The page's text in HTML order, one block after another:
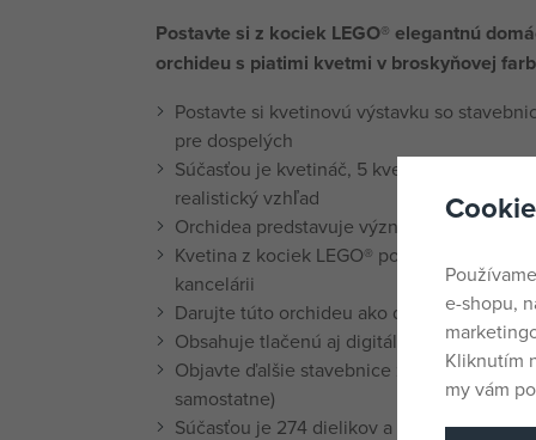
Postavte si z kociek LEGO® elegantnú
orchideu s piatimi kvetmi v broskyňovej
Postavte si kvetinovú výstavku so
pre dospelých
Súčasťou je kvetináč, 5 kvetov, niekoľko
realistický vzhľad
Orchidea predstavuje významnú rastlinu v
Kvetina z kociek LEGO® poslúži ako
kancelárii
Darujte túto orchideu ako darček ženám,
Obsahuje tlačenú aj digitálnu verziu
Objavte ďalšie stavebnice z radu LEGO®
samostatne)
Súčasťou je 274 dielikov a orchidea meria
e-shopu,
Kliknutím
my vám